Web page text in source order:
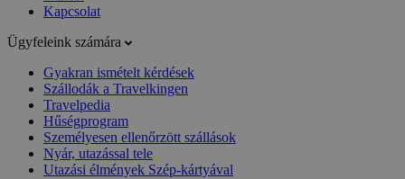
Kapcsolat
Ügyfeleink számára
Gyakran ismételt kérdések
Szállodák a Travelkingen
Travelpedia
Hűségprogram
Személyesen ellenőrzött szállások
Nyár, utazással tele
Utazási élmények Szép-kártyával